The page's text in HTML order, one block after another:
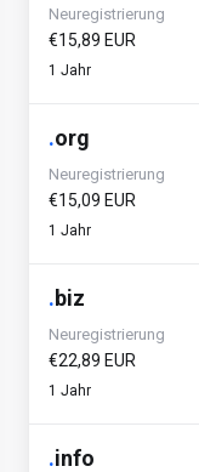
Neuregistrierung
€15,89 EUR
1 Jahr
.org
Neuregistrierung
€15,09 EUR
1 Jahr
.biz
Neuregistrierung
€22,89 EUR
1 Jahr
.info